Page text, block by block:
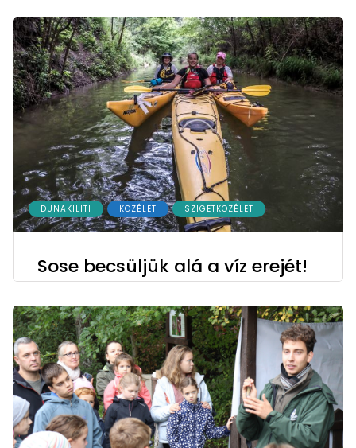
DUNAKILITI KÖZÉLET SZIGETKÖZÉLET
Sose becsüljük alá a víz erejét!